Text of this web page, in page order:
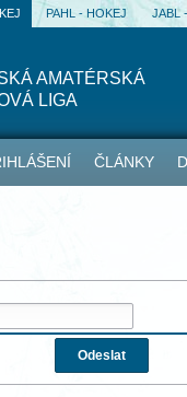
PAHL - HOKEJ JABL
AMATÉRSKÁ
LIGA
ČLÁNKY